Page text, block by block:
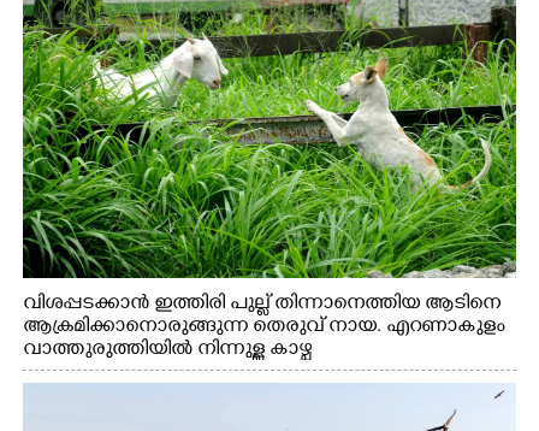
വിശപ്പടക്കാൻ ഇത്തിരി പുല്ല് തിന്നാനെത്തിയ ആടിനെ
ആക്രമിക്കാനൊരുങ്ങുന്ന തെരുവ് നായ. എറണാകുളം
വാത്തുരുത്തിയിൽ നിന്നുള്ള കാഴ്ച